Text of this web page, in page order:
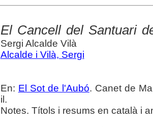
El Cancell del Santuari
Sergi Alcalde Vilà
Alcalde i Vilà, Sergi
En: El Sot de l'Aubó. Canet de
il.
Notes. Títols i resums en català i